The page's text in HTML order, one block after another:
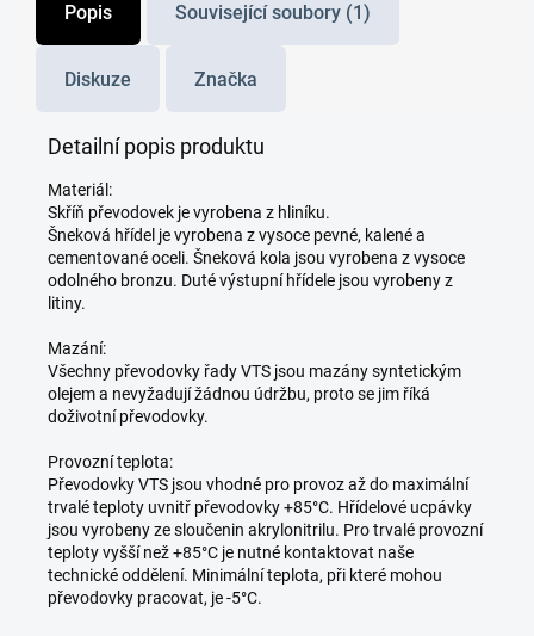
Popis Související soubory (1)
Diskuze Značka
Detailní popis produktu
Materiál:
Skříň převodovek je vyrobena z hliníku.
Šneková hřídel je vyrobena z vysoce pevné, kalené a
cementované oceli. Šneková kola jsou vyrobena z vysoce
odolného bronzu. Duté výstupní hřídele jsou vyrobeny z
litiny.
Mazání:
Všechny převodovky řady VTS jsou mazány syntetickým
olejem a nevyžadují žádnou údržbu, proto se jim říká
doživotní převodovky.
Provozní teplota:
Převodovky VTS jsou vhodné pro provoz až do maximální
trvalé teploty uvnitř převodovky +85°C. Hřídelové ucpávky
jsou vyrobeny ze sloučenin akrylonitrilu. Pro trvalé provozní
teploty vyšší než +85°C je nutné kontaktovat naše
technické oddělení. Minimální teplota, při které mohou
převodovky pracovat, je -5°C.